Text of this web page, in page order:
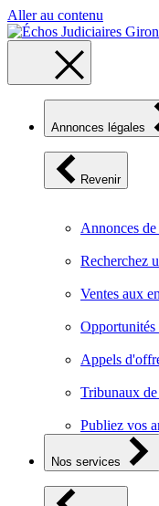
Aller au contenu
Annonces légales
Revenir
Annonces
Recherchez
Ventes aux
Opportunités
Appels
Tribunaux
Publiez vos
Nos services